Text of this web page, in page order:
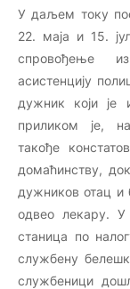
У даљем току
22. маја и 15.
спровођење
асистенцију
дужник који је
приликом је,
такође
домаћинству,
дужников отац и
одвео лекару. У
станица по
службену
службеници